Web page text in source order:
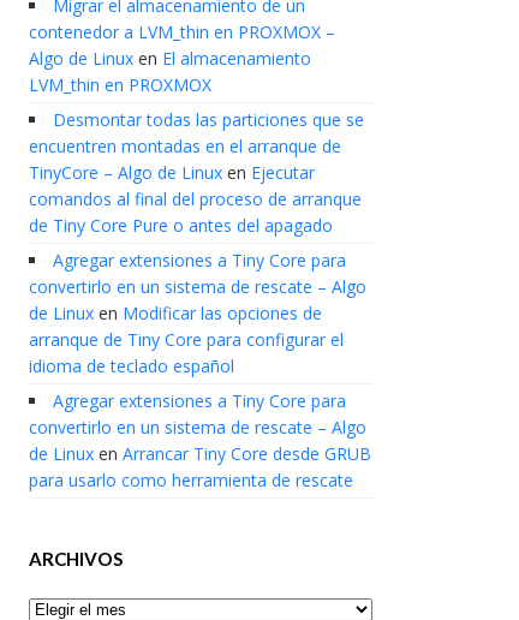
Migrar el almacenamiento de un
contenedor a LVM_thin en PROXMOX –
Algo de Linux en El almacenamiento
LVM_thin en PROXMOX
Desmontar todas las particiones que se
encuentren montadas en el arranque de
TinyCore – Algo de Linux en Ejecutar
comandos al final del proceso de arranque
de Tiny Core Pure o antes del apagado
Agregar extensiones a Tiny Core para
convertirlo en un sistema de rescate – Algo
de Linux en Modificar las opciones de
arranque de Tiny Core para configurar el
idioma de teclado español
Agregar extensiones a Tiny Core para
convertirlo en un sistema de rescate – Algo
de Linux en Arrancar Tiny Core desde GRUB
para usarlo como herramienta de rescate
ARCHIVOS
Archivos